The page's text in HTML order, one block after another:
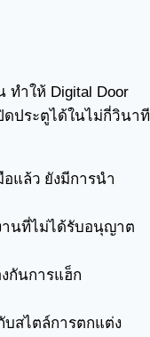
ำให้ Digital Door
ดประตูได้ในไม่กี่วินาที
แล้ว ยังมีการนำ
านที่ไม่ได้รับอนุญาต
กันการแฮ็ก
บสไตล์การตกแต่ง